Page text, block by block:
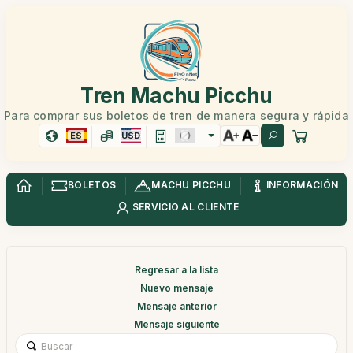
Tren Machu Picchu
Para comprar sus boletos de tren de manera segura y rápida
ES USD
BOLETOS MACHU PICCHU
INFORMACIÓN
SERVICIO AL CLIENTE
Regresar a la lista
Nuevo mensaje
Mensaje anterior
Mensaje siguiente